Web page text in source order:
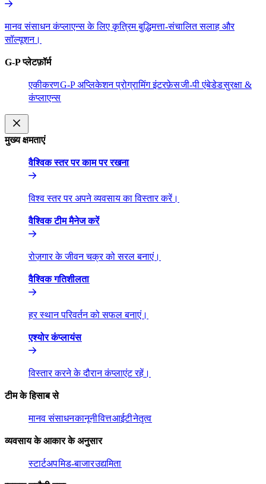
मानव संसाधन कंप्लाएन्स के लिए कृत्रिम बुद्धिमत्ता-संचालित सलाह और
सॉल्यूशन।​​
G-P प्लेटफ़ॉर्म​​
एकीकरण​​G-P अप्लिकेशन प्रोग्रामिंग इंटरफ़ेस​​जी-पी एंबेडेड​​सुरक्षा &
कंप्लाएन्स​​
मुख्य क्षमताएं​​
वैश्विक स्तर पर काम पर रखना​​
विश्व स्तर पर अपने व्यवसाय का विस्तार करें।​​
वैश्विक टीम मैनेज करें​​
रोज़गार के जीवन चक्र को सरल बनाएं।​​
वैश्विक गतिशीलता​​
हर स्थान परिवर्तन को सफल बनाएं।​​
एश्योर कंप्लायंस​​
विस्तार करने के दौरान कंप्लाएंट रहें।​​
टीम के हिसाब से​​
मानव संसाधन​​कानूनी​​वित्त​​आईटी​​नेतृत्व​​
व्यवसाय के आकार के अनुसार​​
स्टार्टअप​​मिड-बाजार​​उद्यमिता​​